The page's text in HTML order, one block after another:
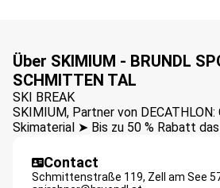
Über SKIMIUM - BRUNDL
SCHMITTEN TAL
SKI BREAK
SKIMIUM, Partner von
Skimaterial ➤ Bis zu 50 % Rabatt
Contact
Schmittenstraße 119, Zell am See